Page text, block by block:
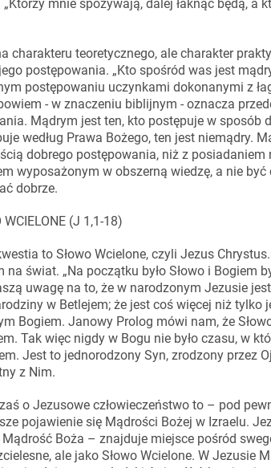
„Którzy mnie spożywają, dalej łaknąć będą, a
charakteru teoretycznego, ale charakter
postępowania. „Kto spośród was jest
postępowaniu uczynkami dokonanymi z
- w znaczeniu biblijnym - oznacza
Mądrym jest ten, kto postępuje w sposób
według Prawa Bożego, ten jest niemądry.
dobrego postępowania, niż z posiadaniem
wyposażonym w obszerną wiedzę, a nie
dobrze.
WCIELONE (J 1,1-18)
to Słowo Wcielone, czyli Jezus
na świat. „Na początku było Słowo i Bogiem
uwagę na to, że w narodzonym Jezusie
w Betlejem; że jest coś więcej niż tylko
Bogiem. Janowy Prolog mówi nam, że
Tak więc nigdy w Bogu nie było czasu, w
Jest to jednorodzony Syn, zrodzony przez
z Nim.
o Jezusowe człowieczeństwo to – pod
pojawienie się Mądrości Bożej w Izraelu.
Boża – znajduje miejsce pośród
ale jako Słowo Wcielone. W Jezusie